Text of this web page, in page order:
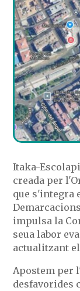
Itaka-
creada per
que s'integra
impulsa la
seua labor
actualitzant
Apostem per
desfavorides